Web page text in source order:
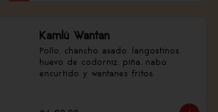
Kamlú Wantan
Pollo, chancho asado, langostinos,
huevo de codorniz, piña, nabo
encurtido y wantanes fritos.